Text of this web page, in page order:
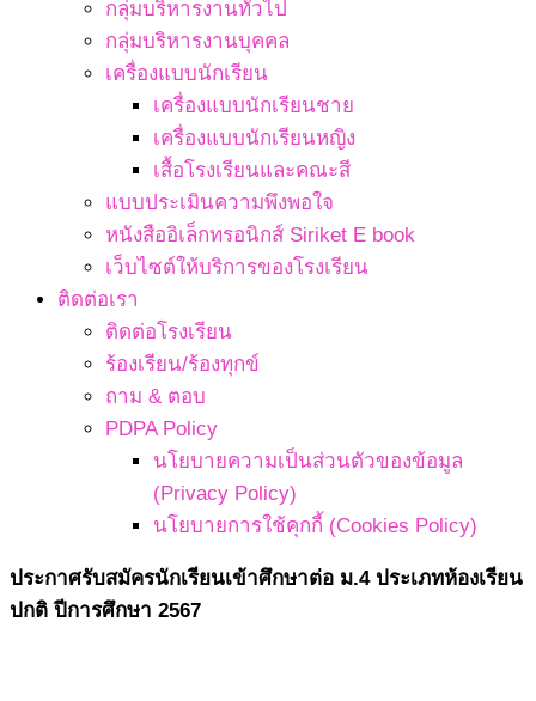
กลุ่มบริหารงานทั่วไป
กลุ่มบริหารงานบุคคล
เครื่องแบบนักเรียน
เครื่องแบบนักเรียนชาย
เครื่องแบบนักเรียนหญิง
เสื้อโรงเรียนและคณะสี
แบบประเมินความพึงพอใจ
หนังสืออิเล็กทรอนิกส์ Siriket E book
เว็บไซต์ให้บริการของโรงเรียน
ติดต่อเรา
ติดต่อโรงเรียน
ร้องเรียน/ร้องทุกข์
ถาม & ตอบ
PDPA Policy
นโยบายความเป็นส่วนตัวของข้อมูล
(Privacy Policy)
นโยบายการใช้คุกกี้ (Cookies Policy)
ประกาศรับสมัครนักเรียนเข้าศึกษาต่อ ม.4 ประเภทห้องเรียน
ปกติ ปีการศึกษา 2567